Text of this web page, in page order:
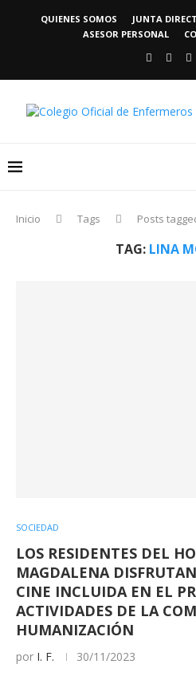
QUIENES SOMOS JUNTA
ASESOR PERSONAL
Inicio Tags Posts
TAG: LINA
SOCIEDAD
LOS RESIDENTES DEL
MAGDALENA
CINE INCLUIDA EN EL
ACTIVIDADES DE LA
HUMANIZACIÓN
por I. F. 30/11/2023